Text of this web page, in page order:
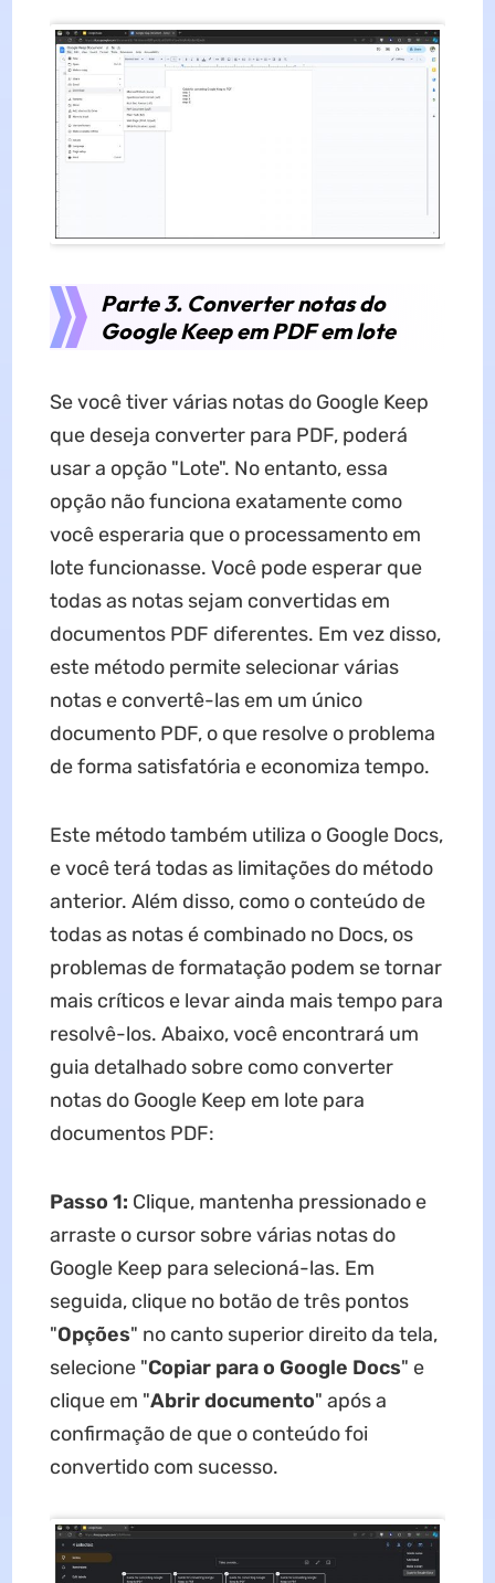
Parte 3. Converter notas do
Google Keep em PDF em lote
Se você tiver várias notas do Google Keep
que deseja converter para PDF, poderá
usar a opção "Lote". No entanto, essa
opção não funciona exatamente como
você esperaria que o processamento em
lote funcionasse. Você pode esperar que
todas as notas sejam convertidas em
documentos PDF diferentes. Em vez disso,
este método permite selecionar várias
notas e convertê-las em um único
documento PDF, o que resolve o problema
de forma satisfatória e economiza tempo.
Este método também utiliza o Google Docs,
e você terá todas as limitações do método
anterior. Além disso, como o conteúdo de
todas as notas é combinado no Docs, os
problemas de formatação podem se tornar
mais críticos e levar ainda mais tempo para
resolvê-los. Abaixo, você encontrará um
guia detalhado sobre como converter
notas do Google Keep em lote para
documentos PDF:
Passo 1: Clique, mantenha pressionado e
arraste o cursor sobre várias notas do
Google Keep para selecioná-las. Em
seguida, clique no botão de três pontos
"Opções" no canto superior direito da tela,
selecione "Copiar para o Google Docs" e
clique em "Abrir documento" após a
confirmação de que o conteúdo foi
convertido com sucesso.